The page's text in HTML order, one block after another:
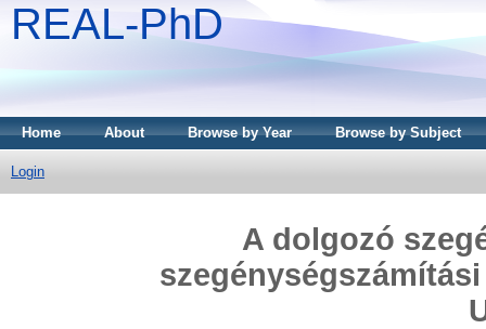
REAL-PhD
Home About Browse by Year Browse by Subject
Login
A dolgozó